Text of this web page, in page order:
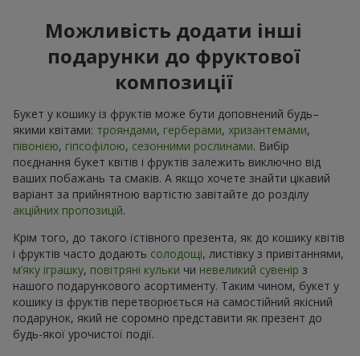
Можливість додати інші
подарунки до фруктової
композиції
Букет у кошику із фруктів може бути доповнений будь–
якими квітами: трояндами, герберами, хризантемами,
півонією, гіпсофілою, сезонними рослинами. Вибір
поєднання букет квітів і фруктів залежить виключно від
ваших побажань та смаків. А якщо хочете знайти цікавий
варіант за прийнятною вартістю завітайте до розділу
акційних пропозицій.
Крім того, до такого їстівного презента, як до кошику квітів
і фруктів часто додають солодощі, листівку з привітаннями,
м’яку іграшку, повітряні кульки чи невеликий сувенір з
нашого подарункового асортименту. Таким чином, букет у
кошику із фруктів перетворюється на самостійний якісний
подарунок, який не соромно представити як презент до
будь-якої урочистої події.